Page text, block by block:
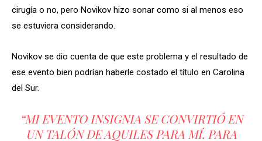
cirugía o no, pero Novikov hizo sonar como si al menos eso
se estuviera considerando.
Novikov se dio cuenta de que este problema y el resultado de
ese evento bien podrían haberle costado el título en Carolina
del Sur.
“MI EVENTO INSIGNIA SE CONVIRTIÓ EN
UN TALÓN DE AQUILES PARA MÍ. PARA